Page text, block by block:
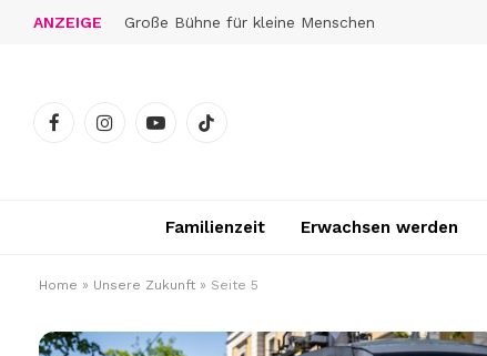
ANZEIGE Große Bühne für kleine Menschen
FacebookInstagramYouTubeTikTok
Familienzeit Erwachsen werden
Home » Unsere Zukunft » Seite 5